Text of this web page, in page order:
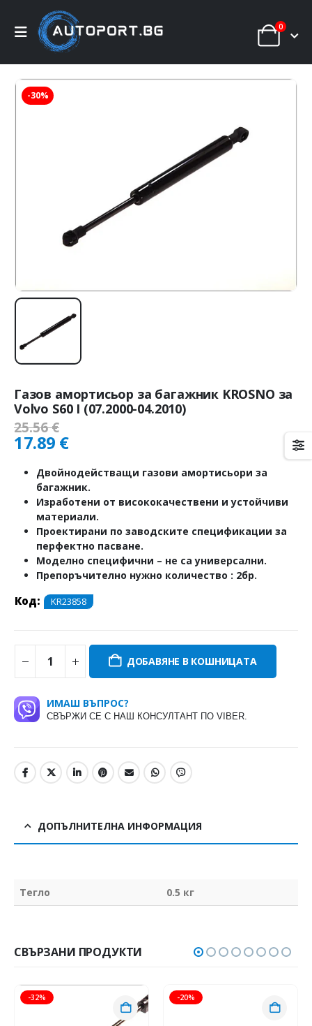
0
-30%
Газов амортисьор за багажник KROSNO за
Volvo S60 I (07.2000-04.2010)
25.56€
17.89 €
Двойнодействащи газови амортисьори за
багажник.
Изработени от висококачествени и устойчиви
материали.
Проектирани по заводските спецификации за
перфектно пасване.
Моделно специфични – не са универсални.
Препоръчително нужно количество : 2бр.
Код: KR23858
ДОБАВЯНЕ В КОШНИЦАТА
ИМАШ ВЪПРОС?
СВЪРЖИ СЕ С НАШ КОНСУЛТАНТ ПО VIBER.
ДОПЪЛНИТЕЛНА ИНФОРМАЦИЯ
Тегло 0.5 кг
СВЪРЗАНИ ПРОДУКТИ
-32% -20%